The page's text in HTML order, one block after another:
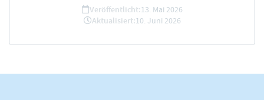
Veröffentlicht:13. Mai 2026
Aktualisiert:10. Juni 2026